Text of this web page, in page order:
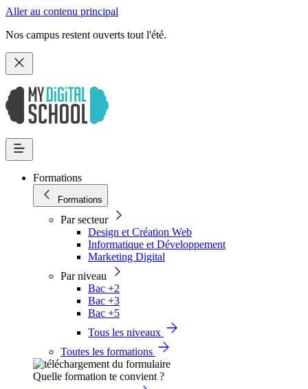
Aller au contenu principal
Nos campus restent ouverts tout l'été.
Formations
Formations
Par secteur
Design et Création Web
Informatique et Développement
Marketing Digital
Par niveau
Bac +2
Bac +3
Bac +5
Tous les niveaux
Toutes les formations
Quelle formation te convient ?